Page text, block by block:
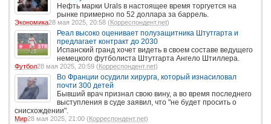
Нефть марки Urals в настоящее время торгуется на
рынке примерно по 52 доллара за баррель.
Экономика28 мая 2025, 20:58 (Корреспондент.net)
Реал высоко оценивает полузащитника Штутгарта и
предлагает контракт до 2030
Испанский гранд хочет видеть в своем составе ведущего
немецкого футболиста Штутгарта Ангело Штиллера.
Футбол28 мая 2025, 20:59 (Корреспондент.net)
Во Франции осудили хирурга, который изнасиловал
почти 300 детей
Бывший врач признал свою вину, а во время последнего
выступления в суде заявил, что "не будет просить о
снисхождении".
Мир28 мая 2025, 21:00 (Корреспондент.net)